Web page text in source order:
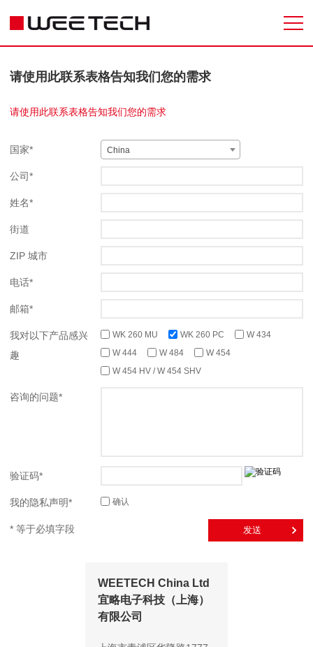
请使用此联系表格告知我们您的需求
请使用此联系表格告知我们您的需求
国家* China
公司*
姓名*
街道
ZIP 城市
电话*
邮箱*
我对以下产品感兴
趣
WK 260 MU WK 260 PC
W 434
W 444
W 484
W 454
W 454 HV / W 454 SHV
咨询的问题*
验证码*
我的隐私声明* 确认
* 等于必填字段
WEETECH China Ltd
宜略电子科技（上海）
有限公司